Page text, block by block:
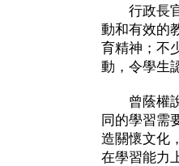
行政長官
動和有效的
育精神；不
動，令學生
曾蔭權說
同的學習需
造關懷文化
在學習能力